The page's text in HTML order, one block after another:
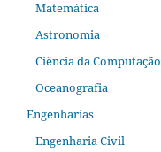
Matemática
Astronomia
Ciência da Computação
Oceanografia
Engenharias
Engenharia Civil